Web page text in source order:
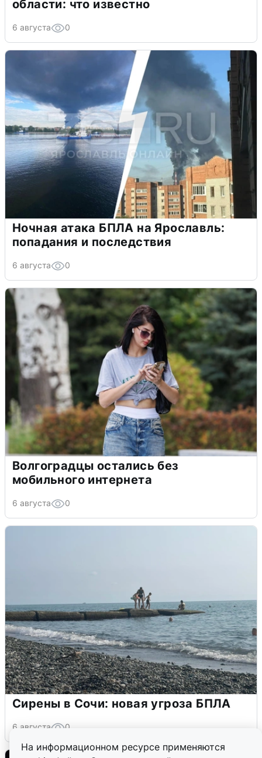
На информационном ресурсе применяются
области: что известно
6 августа 0
Ночная атака БПЛА на Ярославль:
попадания и последствия
6 августа 0
Волгоградцы остались без
мобильного интернета
6 августа 0
Сирены в Сочи: новая угроза БПЛА
6 августа 0